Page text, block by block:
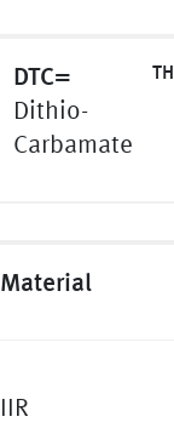
DTC=
Dithio-
Carbamate
TH
Material
IIR